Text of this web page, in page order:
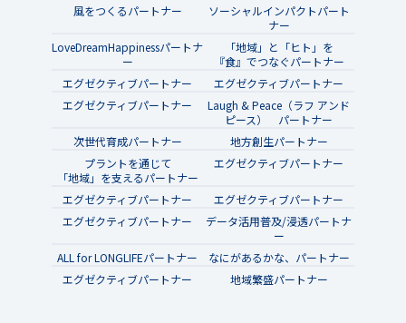
風をつくるパートナー
ソーシャルインパクトパート
ナー
LoveDreamHappinessパートナ
ー
「地域」と「ヒト」を
『食』でつなぐパートナー
エグゼクティブパートナー
エグゼクティブパートナー
エグゼクティブパートナー
Laugh & Peace（ラフ アンド
ピース） パートナー
次世代育成パートナー
地方創生パートナー
プラントを通じて
「地域」を支えるパートナー
エグゼクティブパートナー
エグゼクティブパートナー
エグゼクティブパートナー
エグゼクティブパートナー
データ活用普及/浸透パートナ
ー
ALL for LONGLIFEパートナー
なにがあるかな、パートナー
エグゼクティブパートナー
地域繁盛パートナー